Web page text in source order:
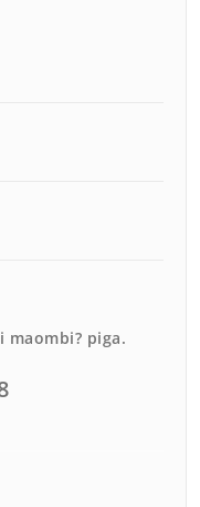
maombi? piga.